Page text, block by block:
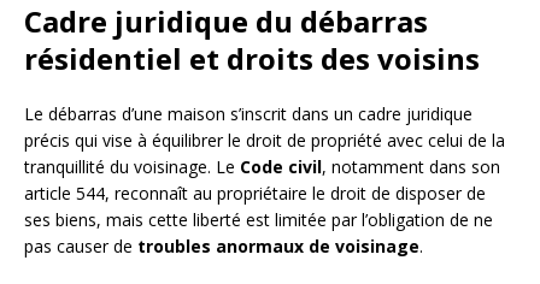
Cadre juridique du débarras
résidentiel et droits des voisins
Le débarras d’une maison s’inscrit dans un cadre juridique
précis qui vise à équilibrer le droit de propriété avec celui de la
tranquillité du voisinage. Le Code civil, notamment dans son
article 544, reconnaît au propriétaire le droit de disposer de
ses biens, mais cette liberté est limitée par l’obligation de ne
pas causer de troubles anormaux de voisinage.